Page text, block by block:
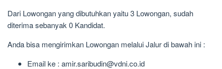
Dari Lowongan yang dibutuhkan yaitu 3 Lowongan, sudah
diterima sebanyak 0 Kandidat.
Anda bisa mengirimkan Lowongan melalui Jalur di bawah ini :
Email ke : amir.saribudin@vdni.co.id